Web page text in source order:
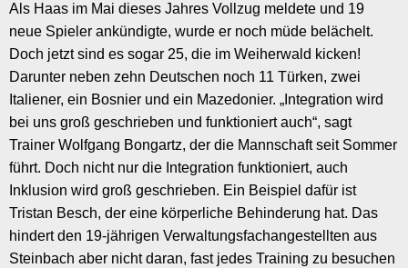
Als Haas im Mai dieses Jahres Vollzug meldete und 19
neue Spieler ankündigte, wurde er noch müde belächelt.
Doch jetzt sind es sogar 25, die im Weiherwald kicken!
Darunter neben zehn Deutschen noch 11 Türken, zwei
Italiener, ein Bosnier und ein Mazedonier. „Integration wird
bei uns groß geschrieben und funktioniert auch“, sagt
Trainer Wolfgang Bongartz, der die Mannschaft seit Sommer
führt. Doch nicht nur die Integration funktioniert, auch
Inklusion wird groß geschrieben. Ein Beispiel dafür ist
Tristan Besch, der eine körperliche Behinderung hat. Das
hindert den 19-jährigen Verwaltungsfachangestellten aus
Steinbach aber nicht daran, fast jedes Training zu besuchen